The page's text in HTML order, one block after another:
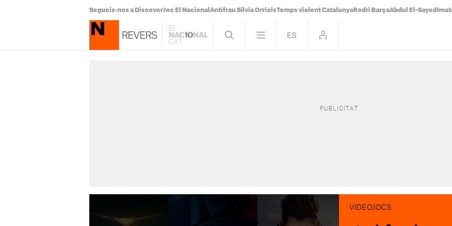
Segueix-nos a DiscoverJoc El Nacional Antifrau Sílvia OrriolsTemps violent Catalunya Rodri BarçaAbdul El-Sayed
VIDEOJOCS